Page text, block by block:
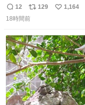
返
信
12
リ
ポ
ト
数
129
い
数
1,164
18時間前